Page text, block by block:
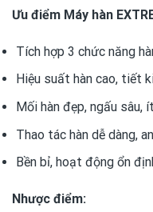
Ưu điểm Máy hàn
Tích hợp 3 chức năng
Hiệu suất hàn cao, tiết
Mối hàn đẹp, ngấu sâu,
Thao tác hàn dễ dàng,
Bền bỉ, hoạt động ổn
Nhược điểm: